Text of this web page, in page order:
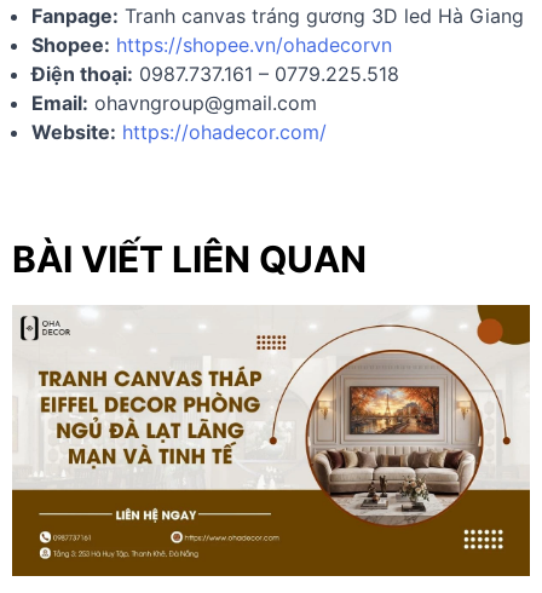
Fanpage: Tranh canvas tráng gương 3D led Hà Giang
Shopee: https://shopee.vn/ohadecorvn
Điện thoại: 0987.737.161 – 0779.225.518
Email: ohavngroup@gmail.com
Website: https://ohadecor.com/
BÀI VIẾT LIÊN QUAN